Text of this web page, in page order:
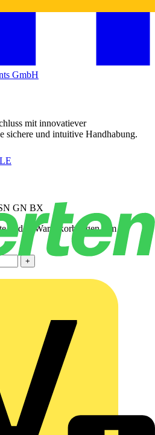
GmbH
mit innovatiever
sichere und intuitive Handhabung.
GN BX
in den Warenkorb legen, um
+